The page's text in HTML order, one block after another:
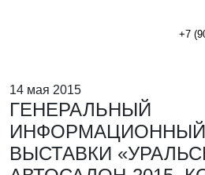
+7
14 мая 2015
ГЕНЕРАЛЬНЫЙ
ИНФОРМАЦИОННЫЙ
ВЫСТАВКИ